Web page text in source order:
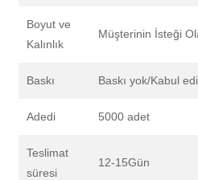
Boyut ve
Kalınlık
Müşterinin İsteği
Baskı Baskı yok/Kabul
Adedi 5000 adet
Teslimat
süresi
12-15Gün